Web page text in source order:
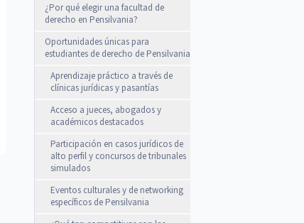
¿Por qué elegir una facultad de
derecho en Pensilvania?
Oportunidades únicas para
estudiantes de derecho de Pensilvania
Aprendizaje práctico a través de
clínicas jurídicas y pasantías
Acceso a jueces, abogados y
académicos destacados
Participación en casos jurídicos de
alto perfil y concursos de tribunales
simulados
Eventos culturales y de networking
específicos de Pensilvania